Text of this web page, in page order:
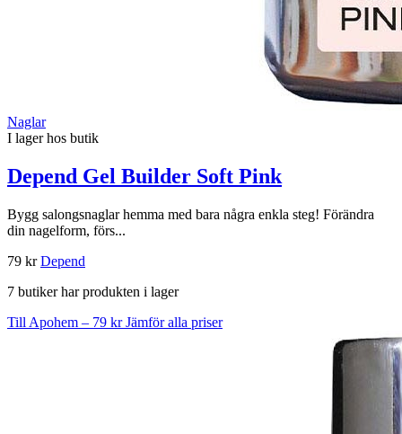
Naglar
I lager hos butik
Depend Gel Builder Soft Pink
Bygg salongsnaglar hemma med bara några enkla steg! Förändra
din nagelform, förs...
79 krDepend
7 butiker har produkten i lager
Till Apohem – 79 krJämför alla priser